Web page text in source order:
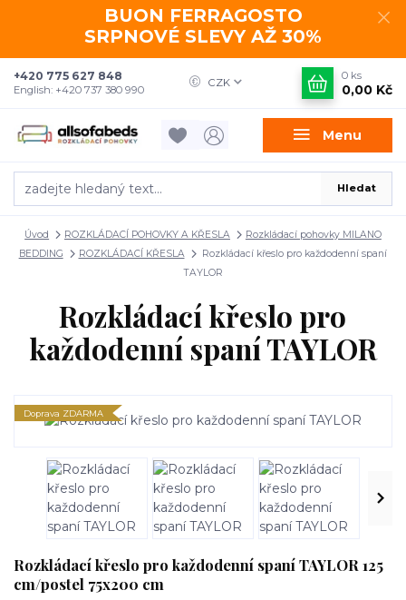
BUON FERRAGOSTO
SRPNOVÉ SLEVY AŽ 30%
Menu
CZK
Hledat
+420 775 627 848
English: +420 737 380 990
0 ks
0,00 Kč
Úvod ROZKLÁDACÍ POHOVKY A KŘESLA
Rozkládací pohovky MILANO
BEDDING
ROZKLÁDACÍ KŘESLA
Rozkládací křeslo pro každodenní spaní
TAYLOR
Rozkládací křeslo pro
každodenní spaní TAYLOR
Doprava ZDARMA
Rozkládací křeslo pro každodenní spaní TAYLOR 125
cm/postel 75x200 cm